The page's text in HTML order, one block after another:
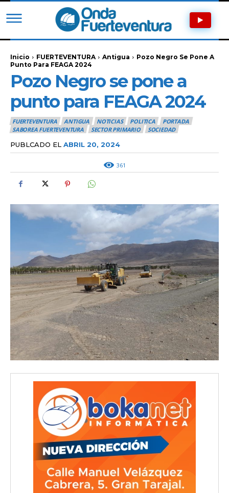
Inicio FUERTEVENTURA Antigua
Pozo Negro Se Pone A
Punto Para FEAGA 2024
Pozo Negro se pone a
punto para FEAGA 2024
FUERTEVENTURA ANTIGUA NOTICIAS POLITICA
PORTADA
SABOREA FUERTEVENTURA
SECTOR PRIMARIO SOCIEDAD
PUBLCADO EL ABRIL 20, 2024
361